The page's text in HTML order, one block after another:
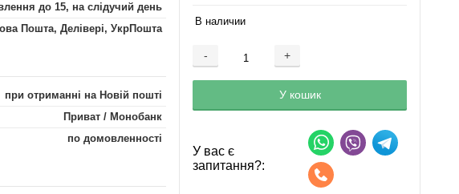
В наличии
- +
Добавляется...
У кошик
Добавлен
У вас є
запитання?:
до 15, на слідучий день
Пошта, Делівері, УкрПошта
при отриманні на Новій пошті
Приват / Монобанк
по домовленності